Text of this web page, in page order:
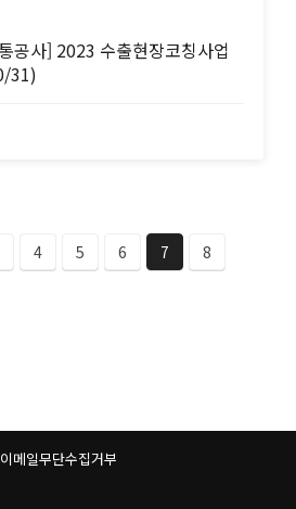
공사] 2023 수출현장코칭사업
31)
4 5 6 7
8
이메일무단수집거부